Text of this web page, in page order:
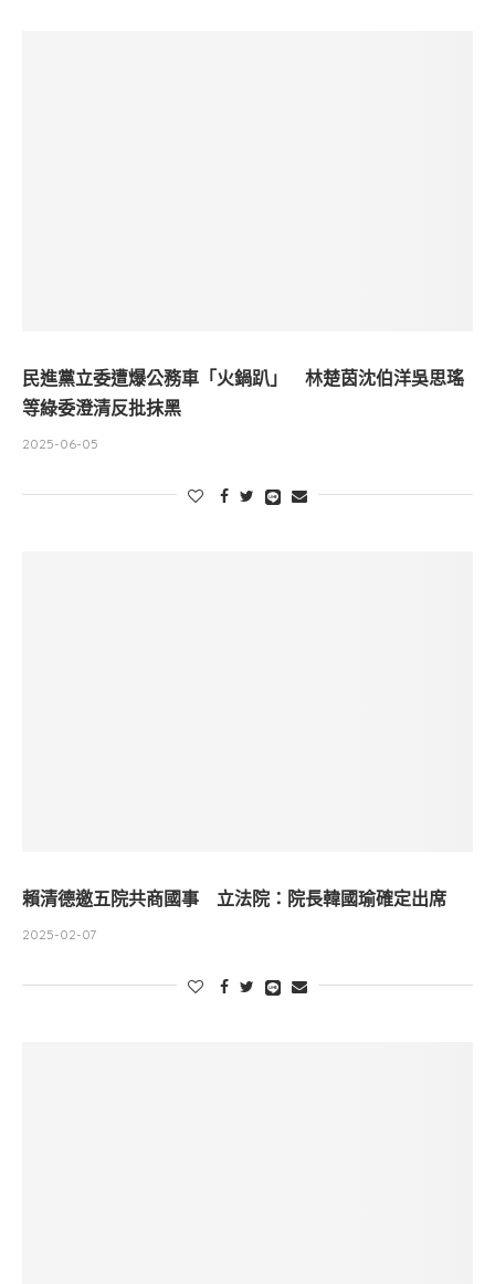
民進黨立委遭爆公務車「火鍋趴」 林楚茵沈伯洋吳思瑤
等綠委澄清反批抹黑
2025-06-05
賴清德邀五院共商國事 立法院：院長韓國瑜確定出席
2025-02-07